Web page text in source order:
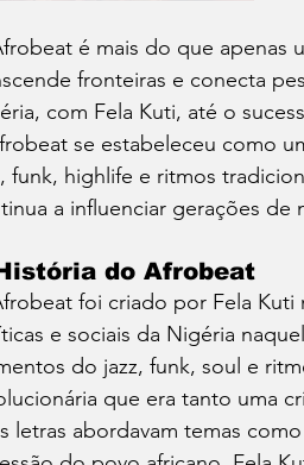
é mais do que apenas
fronteiras e conecta
com Fela Kuti, até o
se estabeleceu como
funk, highlife e ritmos
a influenciar gerações de
do Afrobeat
foi criado por Fela Kuti
e sociais da Nigéria
do jazz, funk, soul e
que era tanto uma
letras abordavam temas